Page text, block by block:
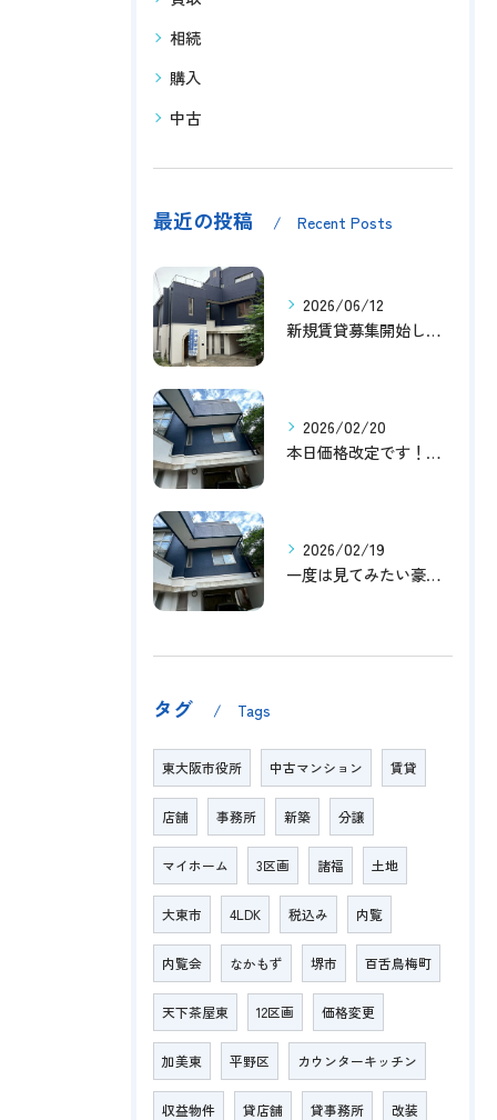
相続
購入
中古
最近の投稿 Recent Posts
2026/06/12
新規賃貸募集開始しました！
2026/02/20
本日価格改定です！！このチャンスお見逃しなく！！！
2026/02/19
一度は見てみたい豪邸！！内覧受付中です～☆
タグ Tags
東大阪市役所 中古マンション 賃貸
店舗 事務所 新築 分譲
マイホーム 3区画 諸福 土地
大東市 4LDK 税込み 内覧
内覧会 なかもず 堺市 百舌鳥梅町
天下茶屋東 12区画 価格変更
加美東 平野区 カウンターキッチン
収益物件 貸店舗 貸事務所 改装